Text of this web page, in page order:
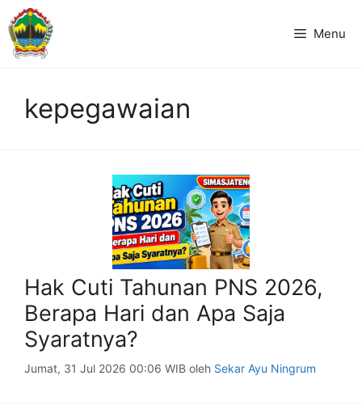
Langsung
ke
Menu
kepegawaian
Hak Cuti Tahunan PNS 2026,
Berapa Hari dan Apa Saja
Syaratnya?
Jumat, 31 Jul 2026 00:06 WIB oleh Sekar Ayu Ningrum